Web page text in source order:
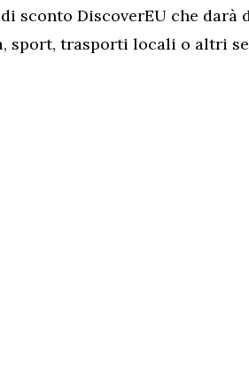
sconto DiscoverEU che darà
sport, trasporti locali o altri